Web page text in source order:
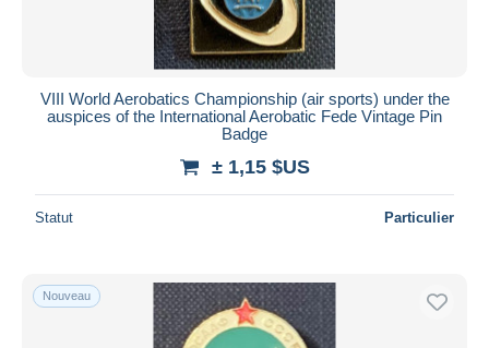
Appliquer
VIII World Aerobatics Championship (air sports) under the
auspices of the International Aerobatic Fede Vintage Pin
Badge
± 1,15 $US
Statut Particulier
Nouveau